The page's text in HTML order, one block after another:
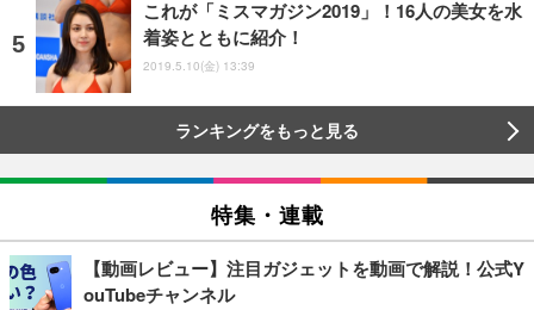
これが「ミスマガジン2019」！16人の美女を水
着姿とともに紹介！
2019.5.10(金) 13:39
ランキングをもっと見る
特集・連載
【動画レビュー】注目ガジェットを動画で解説！公式Y
ouTubeチャンネル